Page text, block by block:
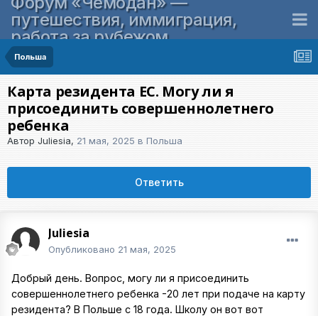
путешествия, иммиграция,
работа за рубежом
Польша
Карта резидента ЕС. Могу ли я
присоединить совершеннолетнего
ребенка
Автор Juliesia, 21 мая, 2025 в Польша
Ответить
Juliesia
Опубликовано 21 мая, 2025
Добрый день. Вопрос, могу ли я присоединить
совершеннолетнего ребенка -20 лет при подаче на карту
резидента? В Польше с 18 года. Школу он вот вот